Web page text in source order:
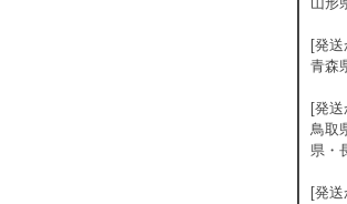
[発
青森
[発
鳥取
県・
[発